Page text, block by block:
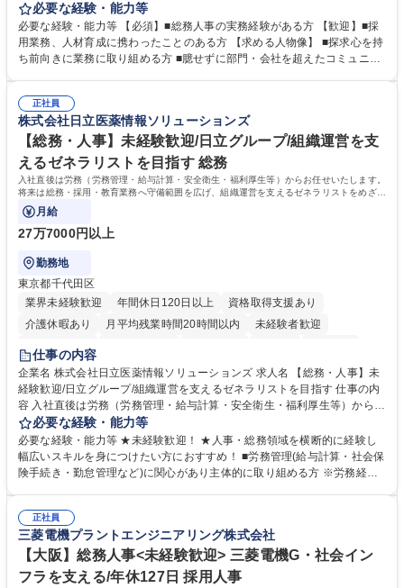
定、さらに社内の重要会議の運営等、経営の根幹となる幅広い総務人事業
務全般を担当していただきます。 【主な業務内容】 ■採用関係業務および
人材育成(社員研修)業務の推進 ■中期経営計画および予算等の管理 ■設備
投資計画等の策定 ■社内の重要会議の運営 ■その他総務人事業務全般 【入
務人事】経験者歓迎！/阪急阪神HDグループ/年休124日
必要な経験・能力等
必要な経験・能力等 【必須】■総務人事の実務経験がある方 【歓迎】■採
用業務、人材育成に携わったことのある方 【求める人物像】 ■探求心を持
ち前向きに業務に取り組める方 ■臆せずに部門・会社を超えたコミュニケ
囲のメンバーと協調しつつ主体性を持って能動的に業務を推進できる方 学
歴・資格 学歴：大学院 大学 高専 短大 専修学校 高校 語学力： 資格：
正社員
株式会社日立医薬情報ソリューションズ
【総務・人事】未経験歓迎/日立グループ/組織運営を支
えるゼネラリストを目指す 総務
入社直後は労務（労務管理・給与計算・安全衛生・福利厚生等）からお任せいたします。
将来は総務・採用・教育業務へ守備範囲を広げ、組織運営を支えるゼネラリストをめざせ
ます。
月給
27万7000円以上
勤務地
東京都千代田区
業界未経験歓迎
年間休日120日以上
資格取得支援あり
介護休暇あり
月平均残業時間20時間以内
未経験者歓迎
住宅手当あり
育休あり
完全週休2日制 交通費支給 土日祝休み 寮・社宅あり
仕事の内容
企業名 株式会社日立医薬情報ソリューションズ 求人名 【総務・人事】未
経験歓迎/日立グループ/組織運営を支えるゼネラリストを目指す 仕事の内
容 入社直後は労務（労務管理・給与計算・安全衛生・福利厚生等）からお
任せいたします。将来は総務・採用・教育業務へ守備範囲を広げ、組織運
営を支えるゼネラリストをめざせます。 ・初期業務：労働時間管理、給与
計算、社会保険対応、福利厚生管理、安全衛生、健康経営推進等をお任せ
します。ご経験に応じて、休職者管理など、幅広く経験を積んでいただき
幅広く経験を積みたい意欲がある方に最適な環境です。 募集職種 【総
務・人事】未経験歓迎/日立グループ/組織運営を支えるゼネラリストを目
指す
必要な経験・能力等
必要な経験・能力等 ★未経験歓迎！ ★人事・総務領域を横断的に経験し
幅広いスキルを身につけたい方におすすめ！ ■労務管理(給与計算・社会保
険手続き・勤怠管理など)に関心があり主体的に取り組める方 ※労務経験
のご経験 ■労務管理（給与計算・社会保険手続き・勤怠管理など）の経験
■衛生管理者の資格をお持ちの方 学歴・資格 学歴：大学院 大学 高専 短大
専修学校 高校 語学力： 資格：
正社員
三菱電機プラントエンジニアリング株式会社
【大阪】総務人事<未経験歓迎> 三菱電機G・社会イン
フラを支える/年休127日 採用人事